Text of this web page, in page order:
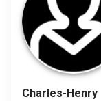
Charles-Henry